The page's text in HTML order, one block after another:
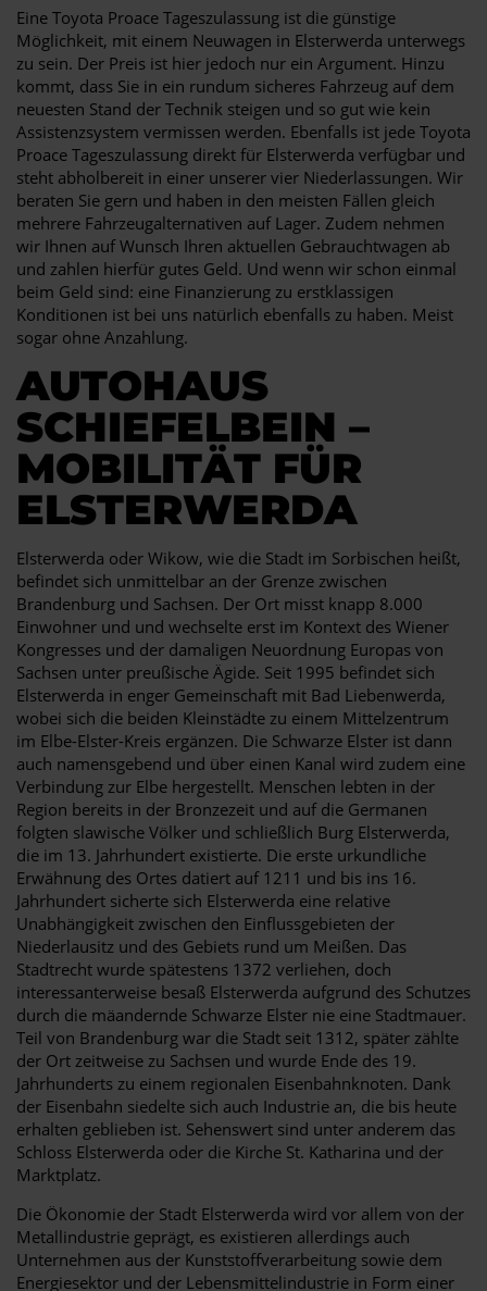
Eine Toyota Proace Tageszulassung ist die günstige
Möglichkeit, mit einem Neuwagen in Elsterwerda unterwegs
zu sein. Der Preis ist hier jedoch nur ein Argument. Hinzu
kommt, dass Sie in ein rundum sicheres Fahrzeug auf dem
neuesten Stand der Technik steigen und so gut wie kein
Assistenzsystem vermissen werden. Ebenfalls ist jede Toyota
Proace Tageszulassung direkt für Elsterwerda verfügbar und
steht abholbereit in einer unserer vier Niederlassungen. Wir
beraten Sie gern und haben in den meisten Fällen gleich
mehrere Fahrzeugalternativen auf Lager. Zudem nehmen
wir Ihnen auf Wunsch Ihren aktuellen Gebrauchtwagen ab
und zahlen hierfür gutes Geld. Und wenn wir schon einmal
beim Geld sind: eine Finanzierung zu erstklassigen
Konditionen ist bei uns natürlich ebenfalls zu haben. Meist
sogar ohne Anzahlung.
AUTOHAUS
SCHIEFELBEIN –
MOBILITÄT FÜR
ELSTERWERDA
Elsterwerda oder Wikow, wie die Stadt im Sorbischen heißt,
befindet sich unmittelbar an der Grenze zwischen
Brandenburg und Sachsen. Der Ort misst knapp 8.000
Einwohner und und wechselte erst im Kontext des Wiener
Kongresses und der damaligen Neuordnung Europas von
Sachsen unter preußische Ägide. Seit 1995 befindet sich
Elsterwerda in enger Gemeinschaft mit Bad Liebenwerda,
wobei sich die beiden Kleinstädte zu einem Mittelzentrum
im Elbe-Elster-Kreis ergänzen. Die Schwarze Elster ist dann
auch namensgebend und über einen Kanal wird zudem eine
Verbindung zur Elbe hergestellt. Menschen lebten in der
Region bereits in der Bronzezeit und auf die Germanen
folgten slawische Völker und schließlich Burg Elsterwerda,
die im 13. Jahrhundert existierte. Die erste urkundliche
Erwähnung des Ortes datiert auf 1211 und bis ins 16.
Jahrhundert sicherte sich Elsterwerda eine relative
Unabhängigkeit zwischen den Einflussgebieten der
Niederlausitz und des Gebiets rund um Meißen. Das
Stadtrecht wurde spätestens 1372 verliehen, doch
interessanterweise besaß Elsterwerda aufgrund des Schutzes
durch die mäandernde Schwarze Elster nie eine Stadtmauer.
Teil von Brandenburg war die Stadt seit 1312, später zählte
der Ort zeitweise zu Sachsen und wurde Ende des 19.
Jahrhunderts zu einem regionalen Eisenbahnknoten. Dank
der Eisenbahn siedelte sich auch Industrie an, die bis heute
erhalten geblieben ist. Sehenswert sind unter anderem das
Schloss Elsterwerda oder die Kirche St. Katharina und der
Marktplatz.
Die Ökonomie der Stadt Elsterwerda wird vor allem von der
Metallindustrie geprägt, es existieren allerdings auch
Unternehmen aus der Kunststoffverarbeitung sowie dem
Energiesektor und der Lebensmittelindustrie in Form einer